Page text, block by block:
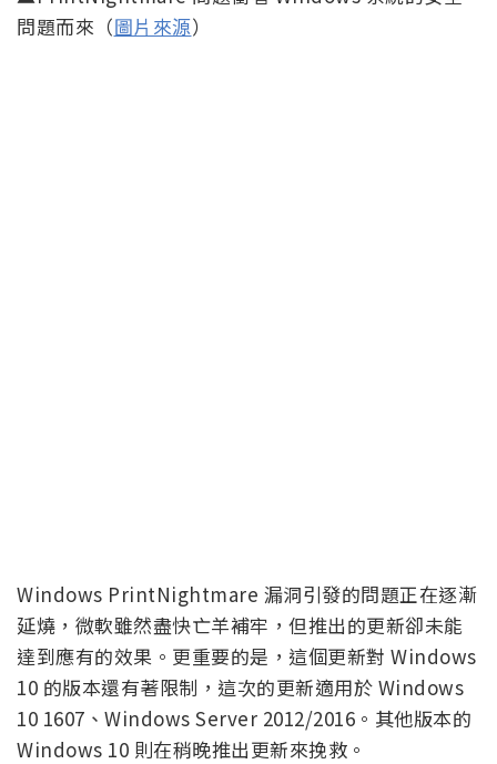
問題而來（圖片來源）
Windows PrintNightmare 漏洞引發的問題正在逐漸
延燒，微軟雖然盡快亡羊補牢，但推出的更新卻未能
達到應有的效果。更重要的是，這個更新對 Windows
10 的版本還有著限制，這次的更新適用於 Windows
10 1607、Windows Server 2012/2016。其他版本的
Windows 10 則在稍晚推出更新來挽救。